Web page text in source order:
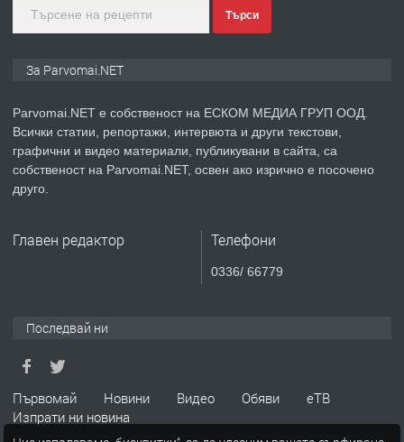
преди 1 година
ПРЕДЛАГА
Продавам апартамент - гр.
ПРЕДЛАГА
Търсим работник за работа в
Търси
За Parvomai.NET
Parvomai.NET е собственост на ЕСКОМ МЕДИА ГРУП ООД.
Всички статии, репортажи, интервюта и други текстови,
графични и видео материали, публикувани в сайта, са
собственост на Parvomai.NET, освен ако изрично е посочено
друго.
Главен редактор Телефони
0336/ 66779
Последвай ни
Първомай Новини Видео Обяви
еТВ
Изпрати ни новина